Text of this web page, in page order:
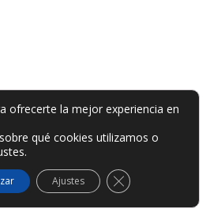
ofrecerte la mejor experiencia en
qué cookies utilizamos o
.
Ajustes Cerrar el banner